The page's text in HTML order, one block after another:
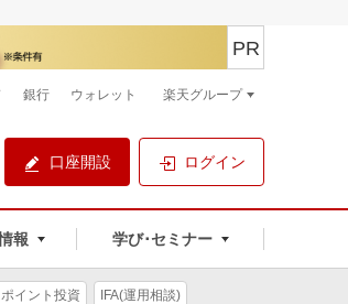
口座開設 ログイン
報 学び･セミナー
PR
銀行 ウォレット 楽天グループ
ポイント投資 IFA(運用相談)